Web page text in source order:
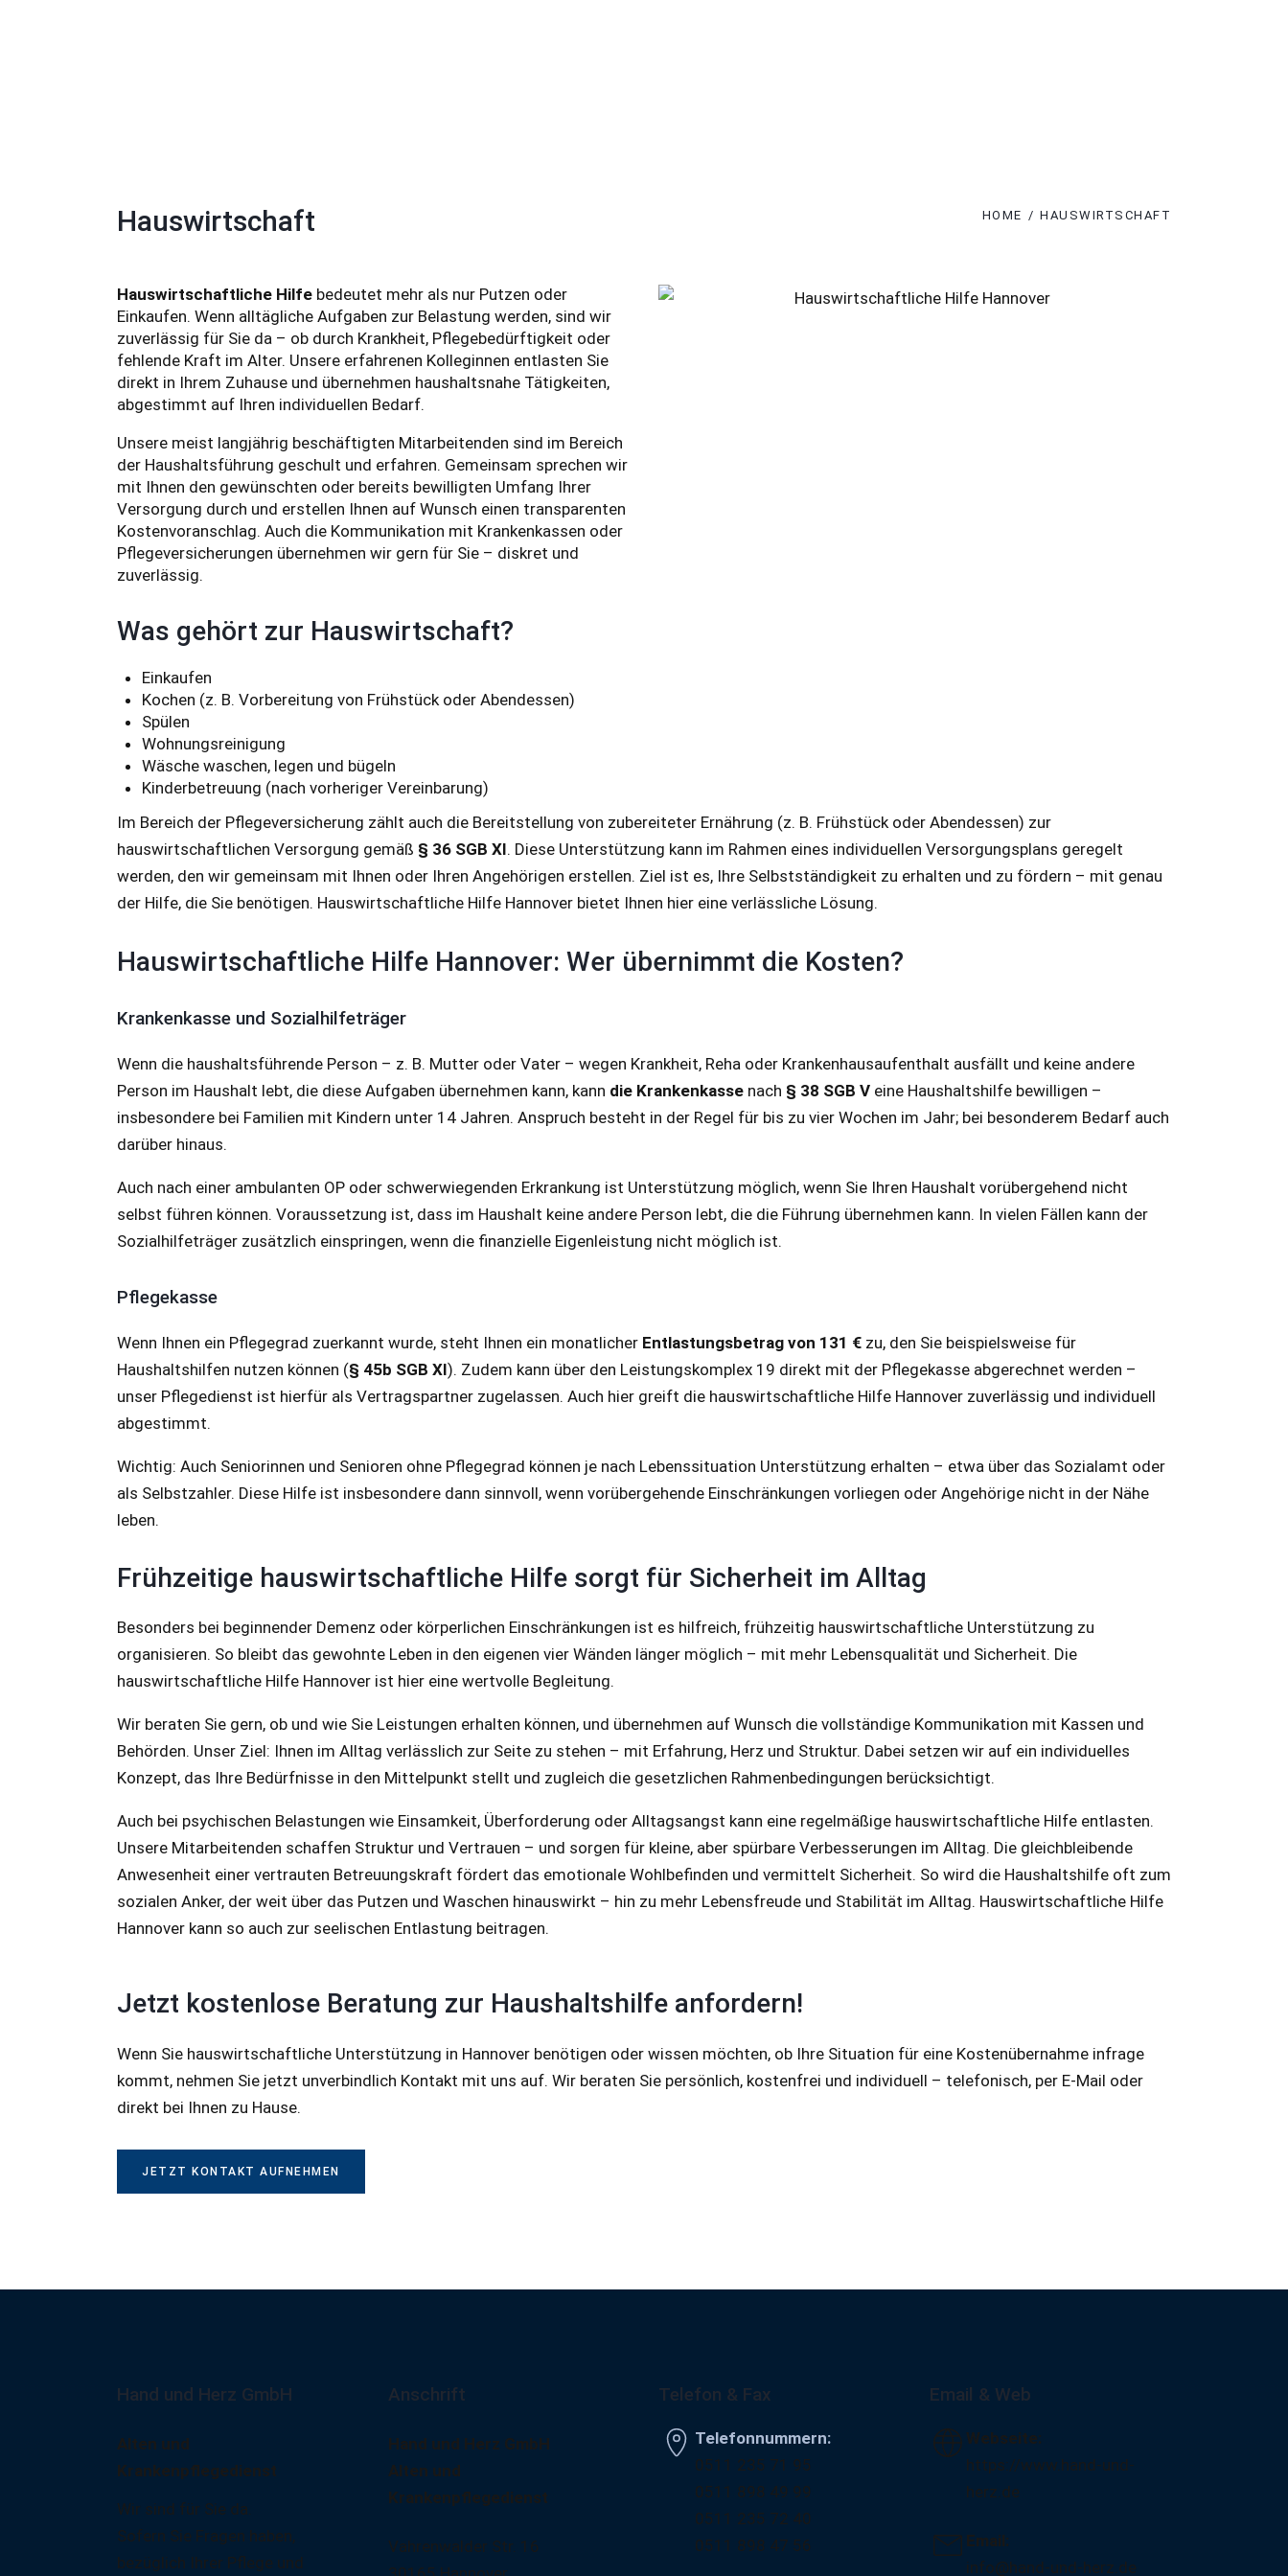
Hauswirtschaft HOME HAUSWIRTSCHAFT
Hauswirtschaftliche Hilfe bedeutet mehr als nur Putzen oder
Einkaufen. Wenn alltägliche Aufgaben zur Belastung werden, sind wir
zuverlässig für Sie da – ob durch Krankheit, Pflegebedürftigkeit oder
fehlende Kraft im Alter. Unsere erfahrenen Kolleginnen entlasten Sie
direkt in Ihrem Zuhause und übernehmen haushaltsnahe Tätigkeiten,
abgestimmt auf Ihren individuellen Bedarf.
Unsere meist langjährig beschäftigten Mitarbeitenden sind im Bereich
der Haushaltsführung geschult und erfahren. Gemeinsam sprechen wir
mit Ihnen den gewünschten oder bereits bewilligten Umfang Ihrer
Versorgung durch und erstellen Ihnen auf Wunsch einen transparenten
Kostenvoranschlag. Auch die Kommunikation mit Krankenkassen oder
Pflegeversicherungen übernehmen wir gern für Sie – diskret und
zuverlässig.
Was gehört zur Hauswirtschaft?
Einkaufen
Kochen (z. B. Vorbereitung von Frühstück oder Abendessen)
Spülen
Wohnungsreinigung
Wäsche waschen, legen und bügeln
Kinderbetreuung (nach vorheriger Vereinbarung)
Im Bereich der Pflegeversicherung zählt auch die Bereitstellung von zubereiteter Ernährung (z. B. Frühstück oder Abendessen) zur
hauswirtschaftlichen Versorgung gemäß § 36 SGB XI. Diese Unterstützung kann im Rahmen eines individuellen Versorgungsplans geregelt
werden, den wir gemeinsam mit Ihnen oder Ihren Angehörigen erstellen. Ziel ist es, Ihre Selbstständigkeit zu erhalten und zu fördern – mit genau
der Hilfe, die Sie benötigen. Hauswirtschaftliche Hilfe Hannover bietet Ihnen hier eine verlässliche Lösung.
Hauswirtschaftliche Hilfe Hannover: Wer übernimmt die Kosten?
Krankenkasse und Sozialhilfeträger
Wenn die haushaltsführende Person – z. B. Mutter oder Vater – wegen Krankheit, Reha oder Krankenhausaufenthalt ausfällt und keine andere
Person im Haushalt lebt, die diese Aufgaben übernehmen kann, kann die Krankenkasse nach § 38 SGB V eine Haushaltshilfe bewilligen –
insbesondere bei Familien mit Kindern unter 14 Jahren. Anspruch besteht in der Regel für bis zu vier Wochen im Jahr; bei besonderem Bedarf auch
darüber hinaus.
Auch nach einer ambulanten OP oder schwerwiegenden Erkrankung ist Unterstützung möglich, wenn Sie Ihren Haushalt vorübergehend nicht
selbst führen können. Voraussetzung ist, dass im Haushalt keine andere Person lebt, die die Führung übernehmen kann. In vielen Fällen kann der
Sozialhilfeträger zusätzlich einspringen, wenn die finanzielle Eigenleistung nicht möglich ist.
Pflegekasse
Wenn Ihnen ein Pflegegrad zuerkannt wurde, steht Ihnen ein monatlicher Entlastungsbetrag von 131 € zu, den Sie beispielsweise für
Haushaltshilfen nutzen können (§ 45b SGB XI). Zudem kann über den Leistungskomplex 19 direkt mit der Pflegekasse abgerechnet werden –
unser Pflegedienst ist hierfür als Vertragspartner zugelassen. Auch hier greift die hauswirtschaftliche Hilfe Hannover zuverlässig und individuell
abgestimmt.
Wichtig: Auch Seniorinnen und Senioren ohne Pflegegrad können je nach Lebenssituation Unterstützung erhalten – etwa über das Sozialamt oder
als Selbstzahler. Diese Hilfe ist insbesondere dann sinnvoll, wenn vorübergehende Einschränkungen vorliegen oder Angehörige nicht in der Nähe
leben.
Frühzeitige hauswirtschaftliche Hilfe sorgt für Sicherheit im Alltag
Besonders bei beginnender Demenz oder körperlichen Einschränkungen ist es hilfreich, frühzeitig hauswirtschaftliche Unterstützung zu
organisieren. So bleibt das gewohnte Leben in den eigenen vier Wänden länger möglich – mit mehr Lebensqualität und Sicherheit. Die
hauswirtschaftliche Hilfe Hannover ist hier eine wertvolle Begleitung.
Wir beraten Sie gern, ob und wie Sie Leistungen erhalten können, und übernehmen auf Wunsch die vollständige Kommunikation mit Kassen und
Behörden. Unser Ziel: Ihnen im Alltag verlässlich zur Seite zu stehen – mit Erfahrung, Herz und Struktur. Dabei setzen wir auf ein individuelles
Konzept, das Ihre Bedürfnisse in den Mittelpunkt stellt und zugleich die gesetzlichen Rahmenbedingungen berücksichtigt.
Auch bei psychischen Belastungen wie Einsamkeit, Überforderung oder Alltagsangst kann eine regelmäßige hauswirtschaftliche Hilfe entlasten.
Unsere Mitarbeitenden schaffen Struktur und Vertrauen – und sorgen für kleine, aber spürbare Verbesserungen im Alltag. Die gleichbleibende
Anwesenheit einer vertrauten Betreuungskraft fördert das emotionale Wohlbefinden und vermittelt Sicherheit. So wird die Haushaltshilfe oft zum
sozialen Anker, der weit über das Putzen und Waschen hinauswirkt – hin zu mehr Lebensfreude und Stabilität im Alltag. Hauswirtschaftliche Hilfe
Hannover kann so auch zur seelischen Entlastung beitragen.
Jetzt kostenlose Beratung zur Haushaltshilfe anfordern!
Wenn Sie hauswirtschaftliche Unterstützung in Hannover benötigen oder wissen möchten, ob Ihre Situation für eine Kostenübernahme infrage
kommt, nehmen Sie jetzt unverbindlich Kontakt mit uns auf. Wir beraten Sie persönlich, kostenfrei und individuell – telefonisch, per E-Mail oder
direkt bei Ihnen zu Hause.
JETZT KONTAKT AUFNEHMEN
Hand und Herz GmbH
Alten und
Krankenpflegedienst
Wir sind für Sie da.
Sofern Sie Fragen haben,
bezüglich Ihrer Pflege und
Anschrift
Hand und Herz GmbH
Alten und
Krankenpflegedienst
Vahrenwalder Str. 16
Telefon & Fax
Telefonnummern:
0511 235 71 95
0511 898 49 99
0511 235 72 40
0511 898 47 56
Email & Web
Webseite:
https://www.hand-und-
herz.de
Email:
info@hand-und-herz.de